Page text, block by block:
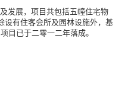
发展，项目共包括五幢住宅物
设有住客会所及园林设施外，基
目已于二零一二年落成。